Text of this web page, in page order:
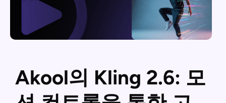
Akool의 Kling 2.6: 모